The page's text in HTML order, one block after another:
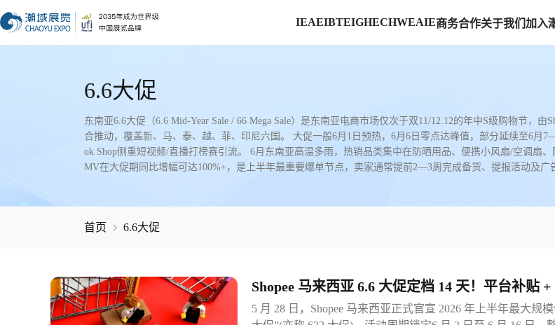
IEAEIBTEIGHECHWEAIE商务合作关于我们 加入
6.6大促
东南亚6.6大促（6.6 Mid-Year Sale / 66 Mega Sale）是东南亚电商市场仅次于双11/12.12的年中S级购物节，由
合推动，覆盖新、马、泰、越、菲、印尼六国。 大促一般6月1日预热，6月6日零点达峰值，部分延续至6月
ok Shop侧重短视频/直播打榜赛引流。 6月东南亚高温多雨，热销品类集中在防晒用品、便携小风扇/空调扇
MV在大促期同比增幅可达100%+，是上半年最重要爆单节点，卖家通常提前2—3周完成备货、提报活动及广
首页 6.6大促
Shopee 马来西亚 6.6 大促定档 14 天！平台补贴
跨境迎爆单高峰
5 月 28 日，Shopee 马来西亚正式官宣 2026 年上半年最大规